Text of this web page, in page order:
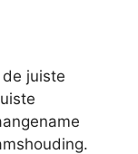
juiste